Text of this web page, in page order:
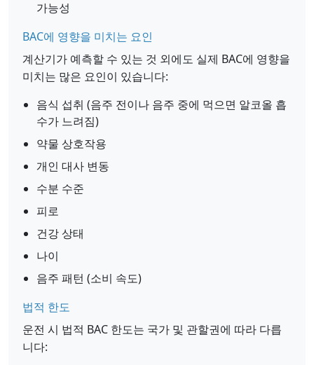
가능성
BAC에 영향을 미치는 요인
계산기가 예측할 수 있는 것 외에도 실제 BAC에 영향을
미치는 많은 요인이 있습니다:
음식 섭취 (음주 전이나 음주 중에 먹으면 알코올 흡
수가 느려짐)
약물 상호작용
개인 대사 변동
수분 수준
피로
건강 상태
나이
음주 패턴 (소비 속도)
법적 한도
운전 시 법적 BAC 한도는 국가 및 관할권에 따라 다릅
니다: